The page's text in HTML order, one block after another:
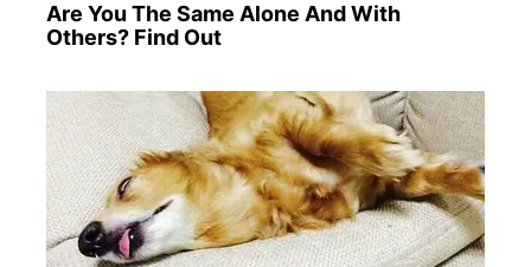
Are You The Same Alone And With
Others? Find Out